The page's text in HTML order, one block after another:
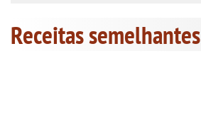
Receitas semelhantes